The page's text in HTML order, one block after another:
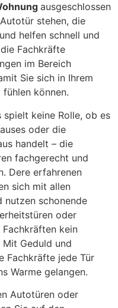
ausgeschlossen
stehen, die
helfen schnell und
Fachkräfte
im Bereich
Sie sich in Ihrem
können.
spielt keine Rolle, ob es
oder die
handelt – die
fachgerecht und
Dere erfahrenen
sich mit allen
nutzen schonende
oder
kein
Geduld und
Fachkräfte jede Tür
Warme gelangen.
Autotüren oder